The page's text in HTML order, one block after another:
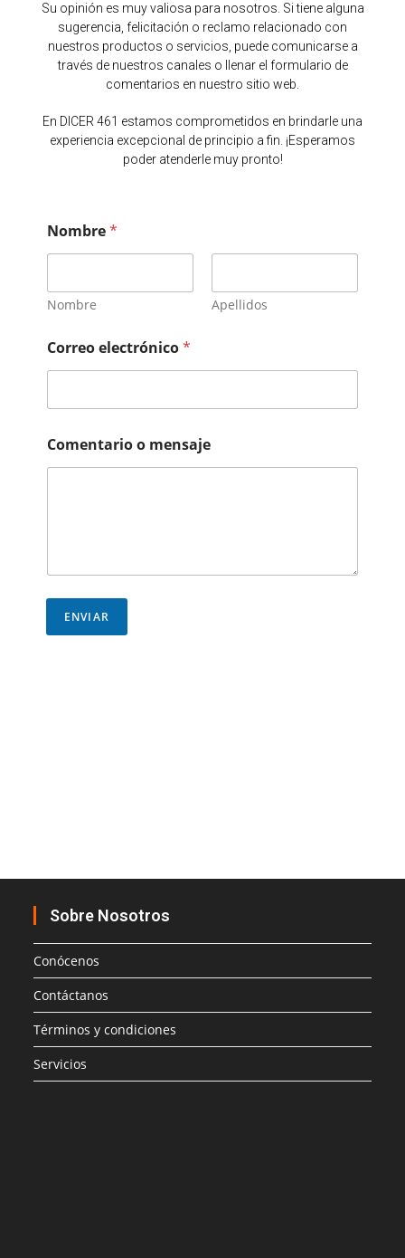
Su opinión es muy valiosa para nosotros. Si tiene alguna
sugerencia, felicitación o reclamo relacionado con
nuestros productos o servicios, puede comunicarse a
través de nuestros canales o llenar el formulario de
comentarios en nuestro sitio web.
En DICER 461 estamos comprometidos en brindarle una
experiencia excepcional de principio a fin. ¡Esperamos
poder atenderle muy pronto!
Nombre*
Nombre Apellidos
Correo electrónico*
Comentario o mensaje
ENVIAR
Sobre Nosotros
Conócenos
Contáctanos
Términos y condiciones
Servicios